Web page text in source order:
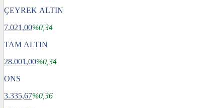
ÇEYREK ALTIN
7.021,00%0,34
TAM ALTIN
28.001,00%0,34
ONS
3.335,67%0,36